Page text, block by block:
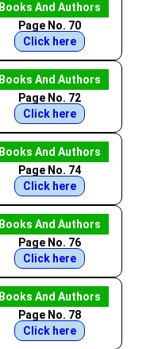
Books And Authors
Page No. 70
Click here
Books And Authors
Page No. 72
Click here
Books And Authors
Page No. 74
Click here
Books And Authors
Page No. 76
Click here
Books And Authors
Page No. 78
Click here